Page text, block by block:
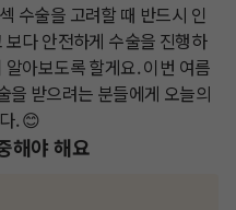
수술을 고려할 때 반드시 인
다 안전하게 수술을 진행하
아보도록 할게요. 이번 여름
을 받으려는 분들에게 오늘의
. 😊
해야 해요